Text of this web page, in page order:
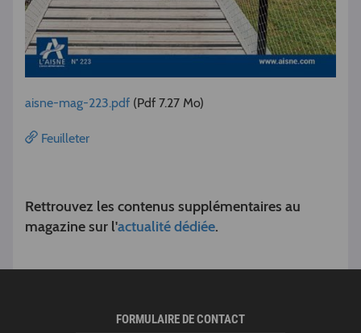
aisne-mag-223.pdf (Pdf 7.27 Mo)
Feuilleter
Rettrouvez les contenus supplémentaires au
magazine sur l'actualité dédiée.
FORMULAIRE DE CONTACT